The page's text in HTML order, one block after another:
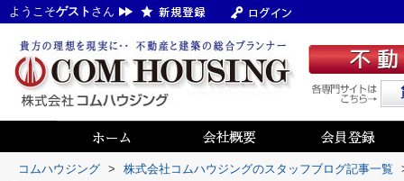
ようこそゲスト さん
コムハウジング > 株式会社コムハウジングのスタッフブログ記事一覧